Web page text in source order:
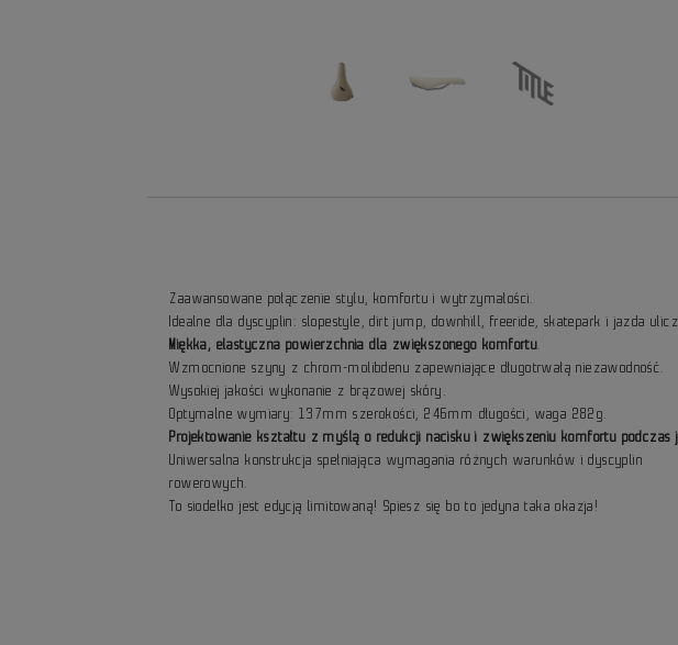
Zaawansowane połączenie stylu, komfortu i wytrzymałości.
Idealne dla dyscyplin: slopestyle, dirt jump, downhill, freeride, skatepark i jazda
Miękka, elastyczna powierzchnia dla zwiększonego komfortu
Wzmocnione szyny z chrom-molibdenu zapewniające długotrwałą niezawodność.
Wysokiej jakości wykonanie z brązowej skóry.
Optymalne wymiary: 137mm szerokości, 246mm długości, waga 282g.
Projektowanie kształtu z myślą o redukcji nacisku i zwiększeniu komfortu podczas
Uniwersalna konstrukcja spełniająca wymagania różnych warunków i dyscyplin
rowerowych.
To siodełko jest edycją limitowaną! Spiesz się bo to jedyna taka okazja!